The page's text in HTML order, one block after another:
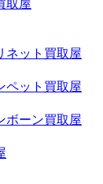
取屋
ネット買取屋
ペット買取屋
ボーン買取屋